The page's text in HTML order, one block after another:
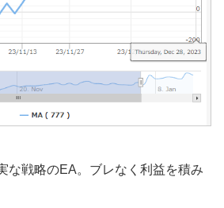
な戦略のEA。ブレなく利益を積み